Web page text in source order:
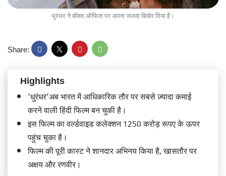
धुरंधर ने बॉक्स ऑफिस पर अपना जलवा बिखेर दिया है।
Share:
Highlights
‘धुरंधर’अब भारत में आधिकारिक तौर पर सबसे ज़्यादा कमाई
करने वाली हिंदी फिल्म बन चुकी है।
इस फिल्म का वर्ल्डवाइड कलेक्शन 1250 करोड़ रूपए के ऊपर
पहुंच चुका है।
फिल्म की पूरी कास्ट ने शानदार अभिनय किया है, खासतौर पर
अक्षय और रणवीर।